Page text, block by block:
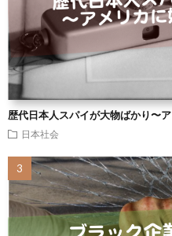
歴代日本人スパイが大物ばかり〜
日本社会